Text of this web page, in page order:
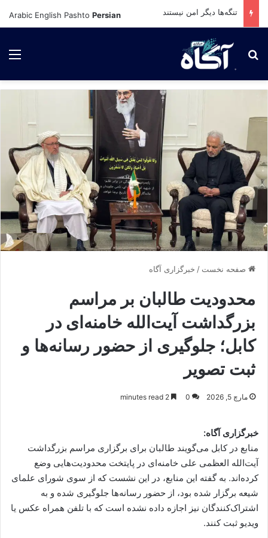
تنگه‌ها دیگر امن نیستند
برای جستجو
صفحه نخست / خبرگزاری آگاه
محدودیت طالبان بر مراسم
بزرگداشت آیت‌الله خامنه‌ای در
کابل؛ جلوگیری از حضور رسانه‌ها و
ثبت تصویر
مارچ 5, 2026 0
خبرگزاری آگاه:
منابع در کابل می‌گویند طالبان برای برگزاری مراسم بزرگداشت
آیت‌الله العظمی علی خامنه‌ای در پایتخت محدودیت‌هایی وضع
کرده‌اند. به گفته این منابع، در این نشست که از سوی شورای علمای
شیعه برگزار شده بود، از حضور رسانه‌ها جلوگیری شده و به
اشتراک‌کنندگان نیز اجازه داده نشده است که با تلفن همراه عکس یا
ویدیو ثبت کنند.
Arabic English Pashto Persian